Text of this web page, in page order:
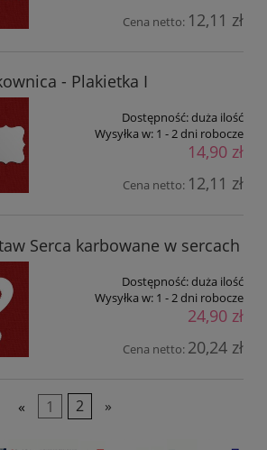
Cena netto: 12,11 zł
- Plakietka I
Dostępność:duża ilość
Wysyłka w: 1 - 2 dni robocze
14,90 zł
Cena netto: 12,11 zł
Serca karbowane w sercach
Dostępność:duża ilość
Wysyłka w: 1 - 2 dni robocze
24,90 zł
Cena netto: 20,24 zł
« 1 2 »